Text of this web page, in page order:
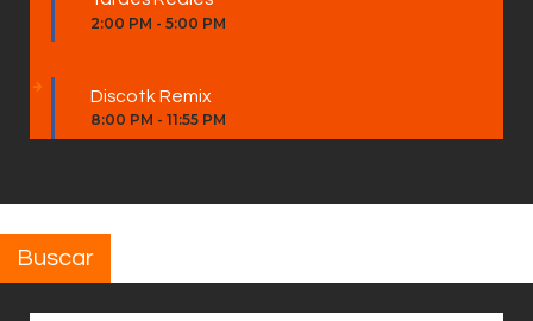
2:00 PM - 5:00 PM
Discotk Remix
8:00 PM - 11:55 PM
Buscar